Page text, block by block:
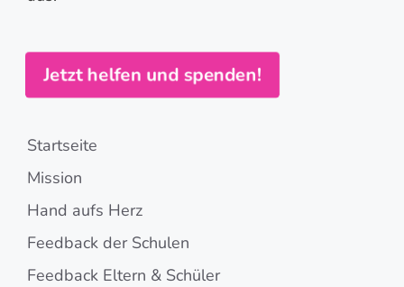
Jetzt helfen und spenden!
Startseite
Mission
Hand aufs Herz
Feedback der Schulen
Feedback Eltern & Schüler